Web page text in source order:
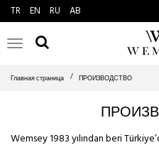
TR EN RU AB
Toggle
navigation
Главная страница ПРОИЗВОДСТВО
Wemsey 1983 yılından beri